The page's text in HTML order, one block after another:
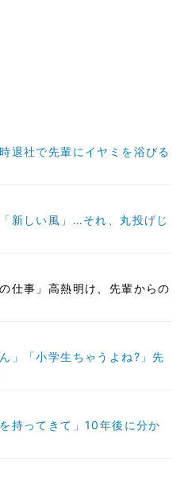
退社で先輩にイヤミを浴びる
新しい風」…それ、丸投げじ
仕事」高熱明け、先輩からの
」「小学生ちゃうよね?」先
持ってきて」10年後に分か